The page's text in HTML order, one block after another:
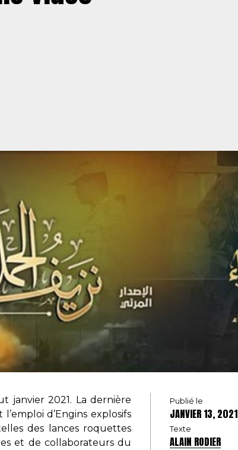
janvier 2021. La dernière
d’Engins explosifs
des lances roquettes
et de collaborateurs du
Publié le
JANVIER 13, 2021
Texte
ALAIN RODIER